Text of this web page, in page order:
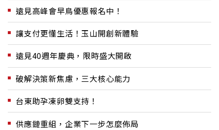
遠見高峰會早鳥優惠報名中！
讓支付更懂生活！玉山開創新體驗
遠見40週年慶典，限時盛大開啟
破解決策新焦慮，三大核心能力
台東助孕凍卵雙支持！
供應鏈重組，企業下一步怎麼佈局